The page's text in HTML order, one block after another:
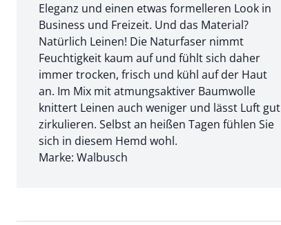
Eleganz und einen etwas formelleren Look in
Business und Freizeit. Und das Material?
Natürlich Leinen! Die Naturfaser nimmt
Feuchtigkeit kaum auf und fühlt sich daher
immer trocken, frisch und kühl auf der Haut
an. Im Mix mit atmungsaktiver Baumwolle
knittert Leinen auch weniger und lässt Luft gut
zirkulieren. Selbst an heißen Tagen fühlen Sie
sich in diesem Hemd wohl.
Marke: Walbusch